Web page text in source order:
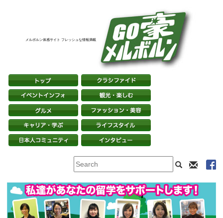
メルボルン体感サイト フレッシュな情報満載